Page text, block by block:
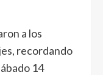
a los
recordando
14